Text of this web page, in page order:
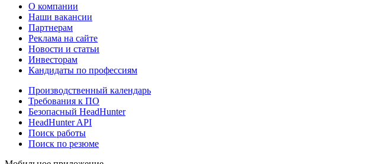
О компании
Наши вакансии
Партнерам
Реклама на сайте
Новости и статьи
Инвесторам
Кандидаты по профессиям
Производственный календарь
Требования к ПО
Безопасный HeadHunter
HeadHunter API
Поиск работы
Поиск по резюме